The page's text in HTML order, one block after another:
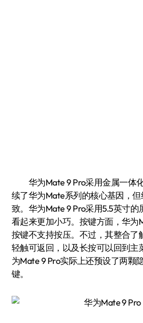
华为Mate 9 Pro采用金属一体
续了华为Mate系列的核心基因，
致。华为Mate 9 Pro采用5.5英寸的
看起来更加小巧。按键方面，华为
按键不支持按压。不过，其整合了
轻触可返回，以及长按可以回到主
为Mate 9 Pro实际上还预设了两颗
键。